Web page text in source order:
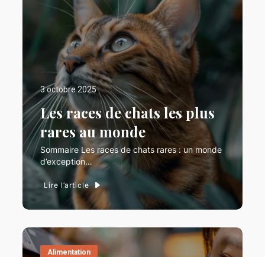
3 octobre 2025
Les races de chats les plus
rares au monde
Sommaire Les races de chats rares : un monde
d’exception…
Lire l’article
Alimentation